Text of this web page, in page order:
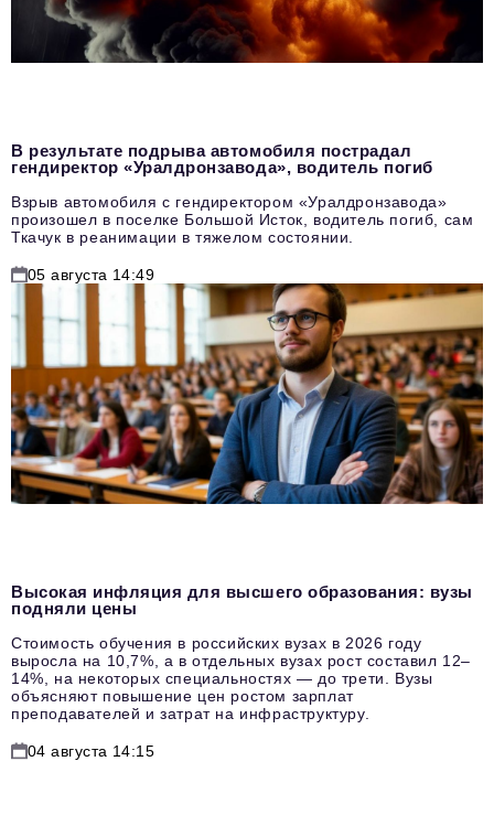
В результате подрыва автомобиля пострадал
гендиректор «Уралдронзавода», водитель погиб
Взрыв автомобиля с гендиректором «Уралдронзавода»
произошел в поселке Большой Исток, водитель погиб, сам
Ткачук в реанимации в тяжелом состоянии.
05 августа 14:49
Высокая инфляция для высшего образования: вузы
подняли цены
Стоимость обучения в российских вузах в 2026 году
выросла на 10,7%, а в отдельных вузах рост составил 12–
14%, на некоторых специальностях — до трети. Вузы
объясняют повышение цен ростом зарплат
преподавателей и затрат на инфраструктуру.
04 августа 14:15